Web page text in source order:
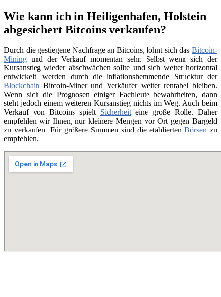
Wie kann ich in Heiligenhafen, Holstein
abgesichert Bitcoins verkaufen?
Durch die gestiegene Nachfrage an Bitcoins, lohnt sich das Bitcoin-
Mining und der Verkauf momentan sehr. Selbst wenn sich der
Kursanstieg wieder abschwächen sollte und sich weiter horizontal
entwickelt, werden durch die inflationshemmende Strucktur der
Blockchain Bitcoin-Miner und Verkäufer weiter rentabel bleiben.
Wenn sich die Prognosen einiger Fachleute bewahrheiten, dann
steht jedoch einem weiteren Kursanstieg nichts im Weg. Auch beim
Verkauf von Bitcoins spielt Sicherheiteine große Rolle. Daher
empfehlen wir Ihnen, nur kleinere Mengen vor Ort gegen Bargeld
zu verkaufen. Für größere Summen sind die etablierten Börsen zu
empfehlen.